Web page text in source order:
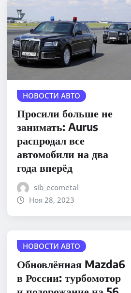
НОВОСТИ АВТО
Просили больше не
занимать: Aurus
распродал все
автомобили на два
года вперёд
sib_ecometal
Ноя 28, 2023
НОВОСТИ АВТО
Обновлённая Mazda6
в России: турбомотор